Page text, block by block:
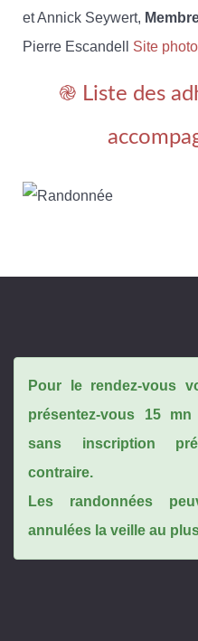
et Annick Seywert,
Pierre Escandell Site photo
֎ Liste des
Pour le rendez-vous
présentez-vous 15
sans inscription
contraire.
Les randonnées
annulées la veille au